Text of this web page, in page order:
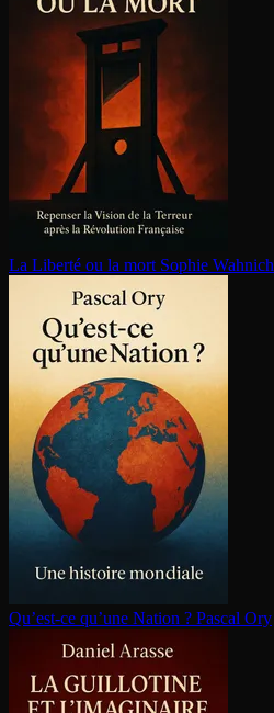
La Liberté ou la mort Sophie Wahnich
Qu’est-ce qu’une Nation ? Pascal Ory